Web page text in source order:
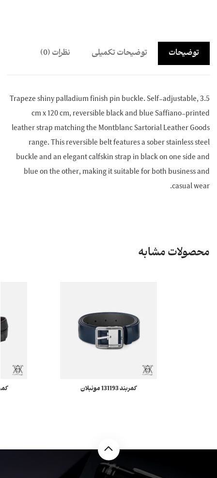
توضیحات توضیحات تکمیلی نظرات (0)
Trapeze shiny palladium finish pin buckle. Self-adjustable, 3.5
cm x 120 cm, reversible black and blue Saffiano-printed
leather strap matching the Montblanc Sartorial Leather Goods
range. This reversible belt features a sober stainless steel
buckle and an elegant calfskin strap in black on one side and
blue on the other, making it suitable for both business and
casual wear.
محصولات مشابه
کمربند 131193 مونبلان کمربند